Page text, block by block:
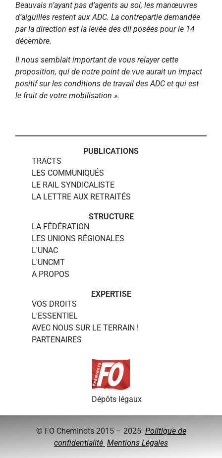
Beauvais n’ayant pas d’agents au sol, les manœuvres
d’aiguilles restent aux ADC. La contrepartie demandée
par la direction est la levée des dii posées pour le 14
décembre.
Il nous semblait important de vous relayer cette
proposition, qui de notre point de vue aurait un impact
positif sur les conditions de travail des ADC et qui est
le fruit de votre mobilisation ».
PUBLICATIONS
TRACTS
LES COMMUNIQUÉS
LE RAIL SYNDICALISTE
LA LETTRE AUX RETRAITÉS
STRUCTURE
LA FÉDÉRATION
LES UNIONS RÉGIONALES
L'UNAC
L'UNCMT
A PROPOS
EXPERTISE
VOS DROITS
L'ESSENTIEL
AVEC NOUS SUR LE TERRAIN !
PARTENAIRES
Dépôts légaux
© FO Cheminots 2015 – 2025 Politique de
confidentialité Mentions Légales